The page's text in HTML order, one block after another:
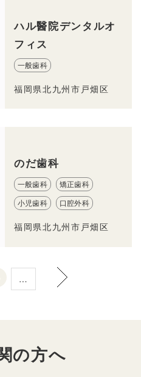
ハル醫院デンタルオ
フィス
一般歯科
福岡県北九州市戸畑区
のだ歯科
一般歯科 矯正歯科
小児歯科 口腔外科
福岡県北九州市戸畑区
…
の方へ